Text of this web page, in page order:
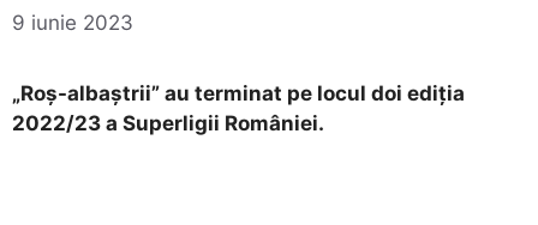
9 iunie 2023
„Roș-albaștrii” au terminat pe locul doi ediția
2022/23 a Superligii României.